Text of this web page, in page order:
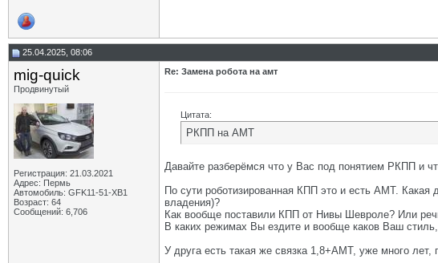
25.04.2025, 08:06
mig-quick
Продвинутый
Регистрация: 21.03.2021
Адрес: Пермь
Автомобиль: GFK11-51-ХВ1
Возраст: 64
Сообщений: 6,706
Re: Замена робота на амт
Цитата:
РКПП на АМТ
Давайте разберёмся что у Вас под понятием РКПП и
По сути роботизированная КПП это и есть АМТ.
владения)?
Как вообще поставили КПП от Нивы Шевроле? Или
В каких режимах Вы ездите и вообще каков Ваш
У друга есть такая же связка 1,8+АМТ, уже много лет,